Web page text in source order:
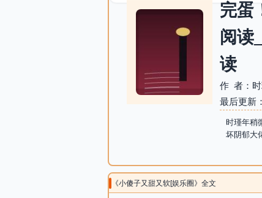
完蛋
阅读
读
作 者：
最后更新
时瑾年稍
坏阴郁大
《小傻子又甜又软[娱乐圈》全文